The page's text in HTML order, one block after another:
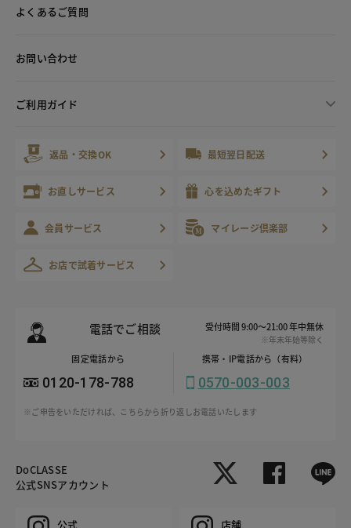
よくあるご質問
お問い合わせ
ご利用ガイド
返品・交換OK 最短翌日配送
お直しサービス 心を込めたギフト
会員サービス マイレージ倶楽部
お店で試着サービス
電話でご相談 受付時間 9:00～21:00 年中無休
※年末年始等除く
固定電話から
0120-178-788
携帯・IP電話から（有料）
0570-003-003
※ご申告をいただければ、こちらから折り返しお電話いたします
DoCLASSE
公式SNSアカウント
公式 店舗